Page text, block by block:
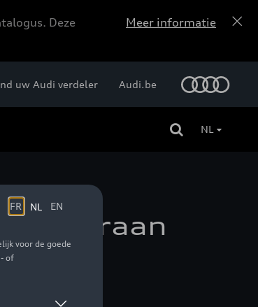
Deze
Meer informatie
uw Audi verdeler Audi.be
NL
achteraan